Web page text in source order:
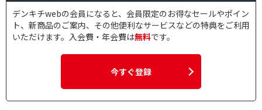
デンキチwebの会員になると、会員限定のお得なセールやポイン
ト、新商品のご案内、その他便利なサービスなどの特典をご利用
いただけます。入会費・年会費は無料です。
今すぐ登録